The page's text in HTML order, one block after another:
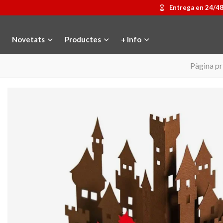
Entrega en 24/
Novetats Productes + Info
Pàgina
Afegir a la cistella
Medalla commemorativa Gaudí
Triar
Motxilla